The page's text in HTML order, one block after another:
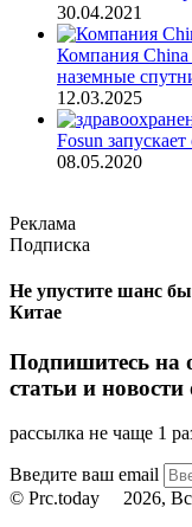
30.04.2021
Компания China
наземные
12.03.2025
Fosun
08.05.2020
Реклама
Подписка
Не упустите шанс
Китае
Подпишитесь на
статьи и
рассылка не чаще 1
Введите ваш email
© Prc.today
2026,